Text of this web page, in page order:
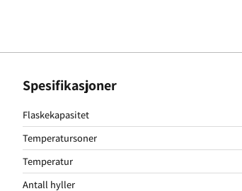
Spesifikasjoner
Flaskekapasitet
Temperatursoner
Temperatur
Antall hyller